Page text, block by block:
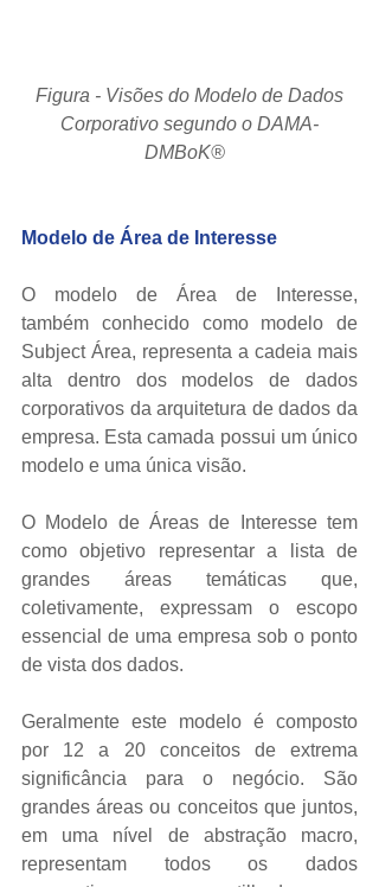
Corporativo segundo o DAMA-
DMBoK®
Modelo de Área de Interesse
O modelo de Área de Interesse,
também conhecido como modelo de
Subject Área, representa a cadeia mais
alta dentro dos modelos de dados
corporativos da arquitetura de dados da
empresa. Esta camada possui um único
modelo e uma única visão.
O Modelo de Áreas de Interesse tem
como objetivo representar a lista de
grandes áreas temáticas que,
coletivamente, expressam o escopo
essencial de uma empresa sob o ponto
de vista dos dados.
Geralmente este modelo é composto
por 12 a 20 conceitos de extrema
significância para o negócio. São
grandes áreas ou conceitos que juntos,
em uma nível de abstração macro,
representam todos os dados